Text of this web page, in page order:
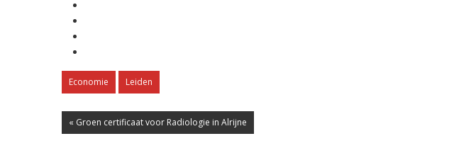
Economie Leiden
« Groen certificaat voor Radiologie in Alrijne